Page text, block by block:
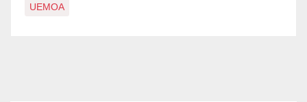
UEMOA